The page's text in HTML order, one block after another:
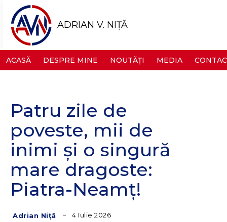
ADRIAN V. NIȚĂ
ACASĂ DESPRE MINE NOUTĂȚI MEDIA
Patru zile de
poveste, mii de
inimi și o singură
mare dragoste:
Piatra-Neamț!
Adrian Niță 4 Iulie 2026